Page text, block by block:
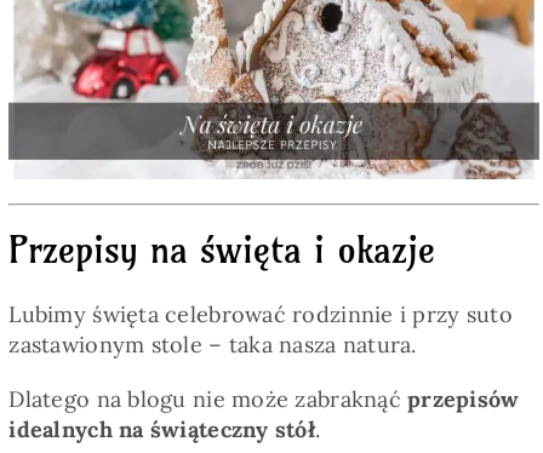
Napoje
Pieczywo
Przetwory
Posiłki
Zdrowo i fit
Kuchnie świata
Przepisy na święta i okazje
Lubimy święta celebrować rodzinnie i przy suto
zastawionym stole – taka nasza natura.
Dlatego na blogu nie może zabraknąćprzepisów
idealnych na świąteczny stół.